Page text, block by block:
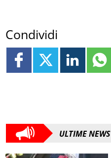
Condividi
ULTIME NEWS